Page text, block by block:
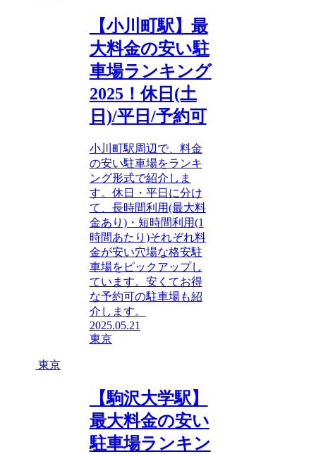
【小川町駅】最
大料金の安い駐
車場ランキング
2025！休日(土
日)/平日/予約可
小川町駅周辺で、料金
の安い駐車場をランキ
ング形式で紹介しま
す。休日・平日に分け
て、長時間利用(最大料
金あり)・短時間利用(1
時間あたり)それぞれ料
金が安い穴場な格安駐
車場をピックアップし
ています。安くてお得
な予約可の駐車場も紹
介します。
2025.05.21
東京
東京
【駒沢大学駅】
最大料金の安い
駐車場ランキン